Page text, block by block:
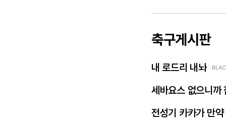
축구게시판
내 로드리 내놔
세바요스 없으니까
전성기 카카가 만